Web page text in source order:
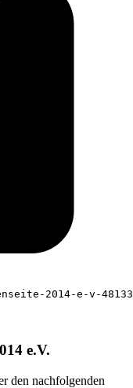
2014-e-v-48133
e.V.
den nachfolgenden